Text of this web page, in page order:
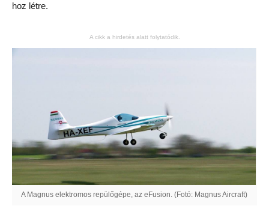
hoz létre.
A cikk a hirdetés alatt folytatódik.
A Magnus elektromos repülőgépe, az eFusion. (Fotó: Magnus Aircraft)